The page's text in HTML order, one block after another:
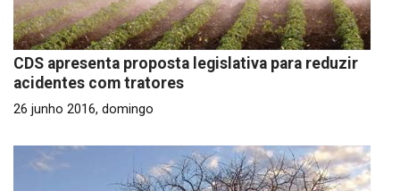
CDS apresenta proposta legislativa para reduzir
acidentes com tratores
26 junho 2016, domingo